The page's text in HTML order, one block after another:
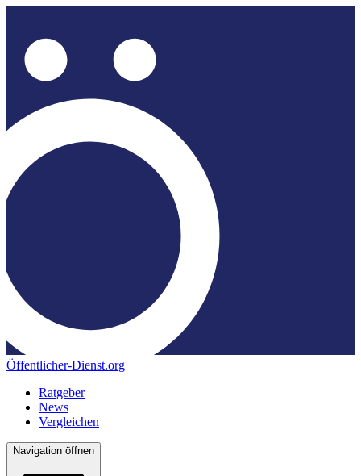
Öffentlicher-Dienst.org
Ratgeber
News
Vergleichen
Navigation öffnen